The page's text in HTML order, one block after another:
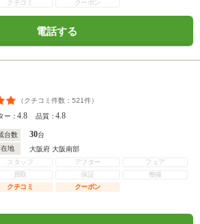
クチコミ
クーポン
電話する
（クチコミ件数： 521件）
ー：4.8 品質：4.8
台数 30台
在地
大阪府 大阪南部
スタッフ
アフター
フェア
買取
保証
整備
クチコミ
クーポン